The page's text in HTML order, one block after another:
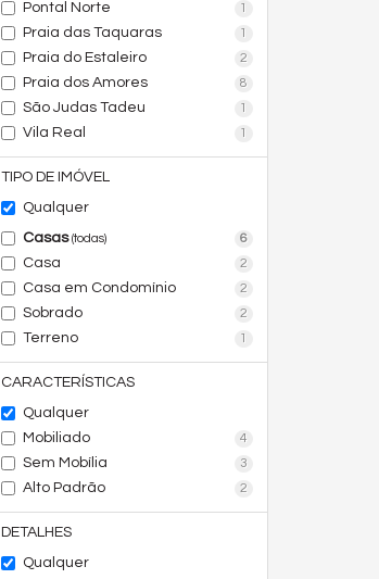
Pontal Norte 1
Praia das Taquaras 1
Praia do Estaleiro 2
Praia dos Amores 8
São Judas Tadeu 1
Vila Real 1
TIPO DE IMÓVEL
Qualquer
Casas(todas) 6
Casa 2
Casa em Condomínio 2
Sobrado 2
Terreno 1
CARACTERÍSTICAS
Qualquer
Mobiliado
4
Sem Mobília 3
Alto Padrão 2
DETALHES
Qualquer